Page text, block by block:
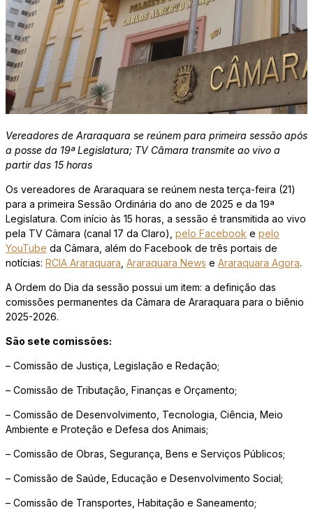
Vereadores de Araraquara se reúnem para primeira sessão após
a posse da 19ª Legislatura; TV Câmara transmite ao vivo a
partir das 15 horas
Os vereadores de Araraquara se reúnem nesta terça-feira (21)
para a primeira Sessão Ordinária do ano de 2025 e da 19ª
Legislatura. Com início às 15 horas, a sessão é transmitida ao vivo
pela TV Câmara (canal 17 da Claro), pelo Facebook e pelo
YouTube da Câmara, além do Facebook de três portais de
notícias: RCIA Araraquara Araraquara News e Araraquara Agora.
A Ordem do Dia da sessão possui um item: a definição das
comissões permanentes da Câmara de Araraquara para o biênio
2025-2026.
São sete comissões:
– Comissão de Justiça, Legislação e Redação;
– Comissão de Tributação, Finanças e Orçamento;
– Comissão de Desenvolvimento, Tecnologia, Ciência, Meio
Ambiente e Proteção e Defesa dos Animais;
– Comissão de Obras, Segurança, Bens e Serviços Públicos;
– Comissão de Saúde, Educação e Desenvolvimento Social;
– Comissão de Transportes, Habitação e Saneamento;